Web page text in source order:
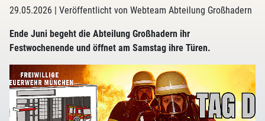
29.05.2026 | Veröffentlicht von Webteam Abteilung Großhadern
Ende Juni begeht die Abteilung Großhadern ihr
Festwochenende und öffnet am Samstag ihre Türen.